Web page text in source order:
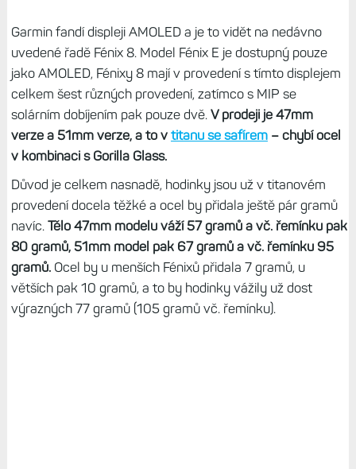
Garmin fandí displeji AMOLED a je to vidět na nedávno
uvedené řadě Fénix 8. Model Fénix E je dostupný pouze
jako AMOLED, Fénixy 8 mají v provedení s tímto displejem
celkem šest různých provedení, zatímco s MIP se
solárním dobíjením pak pouze dvě. V prodeji je 47mm
verze a 51mm verze, a to v titanu se safírem– chybí ocel
v kombinaci s Gorilla Glass.
Důvod je celkem nasnadě, hodinky jsou už v titanovém
provedení docela těžké a ocel by přidala ještě pár gramů
navíc. Tělo 47mm modelu váží 57 gramů a vč. řemínku pak
80 gramů, 51mm model pak 67 gramů a vč. řemínku 95
gramů.Ocel by u menších Fénixů přidala 7 gramů, u
větších pak 10 gramů, a to by hodinky vážily už dost
výrazných 77 gramů (105 gramů vč. řemínku).